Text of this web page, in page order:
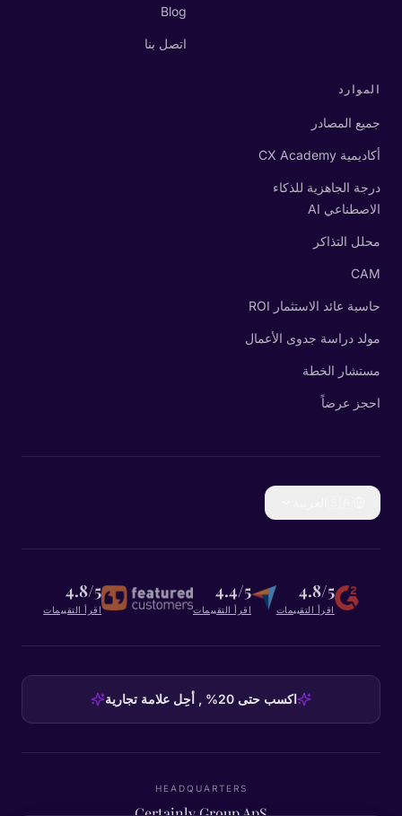
Blog
اتصل بنا
الموارد
جميع المصادر
أكاديمية CX Academy
درجة الجاهزية للذكاء
الاصطناعي AI
محلل التذاكر
CAM
حاسبة عائد الاستثمار ROI
مولد دراسة جدوى الأعمال
مستشار الخطة
احجز عرضاً
4.8/5
اقرأ التقييمات
4.4/5
اقرأ التقييمات
4.8/5
اقرأ التقييمات
اكسب حتى 20% , أحِل علامة تجارية
HEADQUARTERS